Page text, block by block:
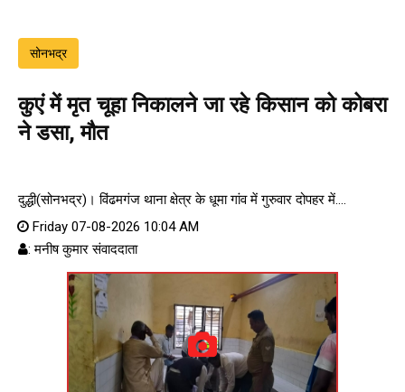
सोनभद्र
कुएं में मृत चूहा निकालने जा रहे किसान को कोबरा
ने डसा, मौत
दुद्धी(सोनभद्र)। विंढमगंज थाना क्षेत्र के धूमा गांव में गुरुवार दोपहर में....
Friday 07-08-2026 10:04 AM
: मनीष कुमार संवाददाता